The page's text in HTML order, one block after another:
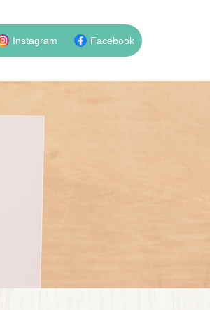
Instagram Facebook